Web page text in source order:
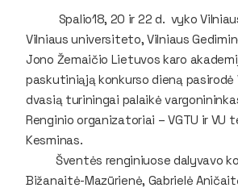
Spalio18, 20 ir 22 d. vyko
Vilniaus universiteto, Vilniaus
Jono Žemaičio Lietuvos karo
paskutiniąją konkurso dieną
dvasią turiningai palaikė
Renginio organizatoriai – VGTU ir
Kesminas.
Šventės renginiuose dalyvavo
Bižanaitė-Mazūrienė, Gabrielė